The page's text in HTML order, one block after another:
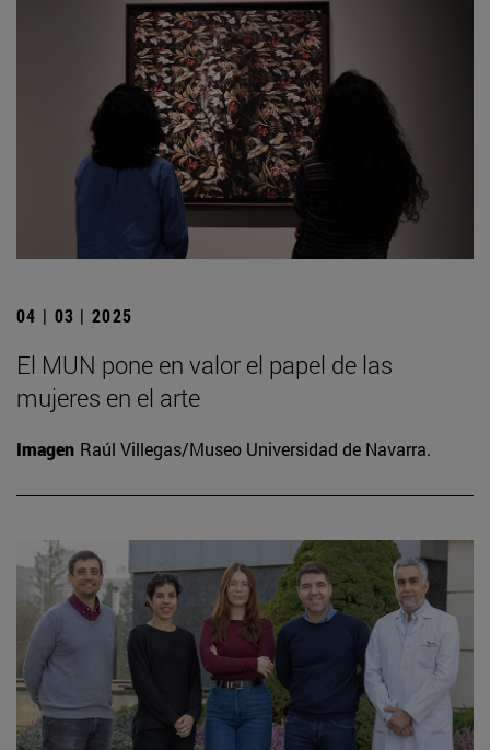
04 | 03 | 2025
El MUN pone en valor el papel de las
mujeres en el arte
Imagen Raúl Villegas/Museo Universidad de Navarra.